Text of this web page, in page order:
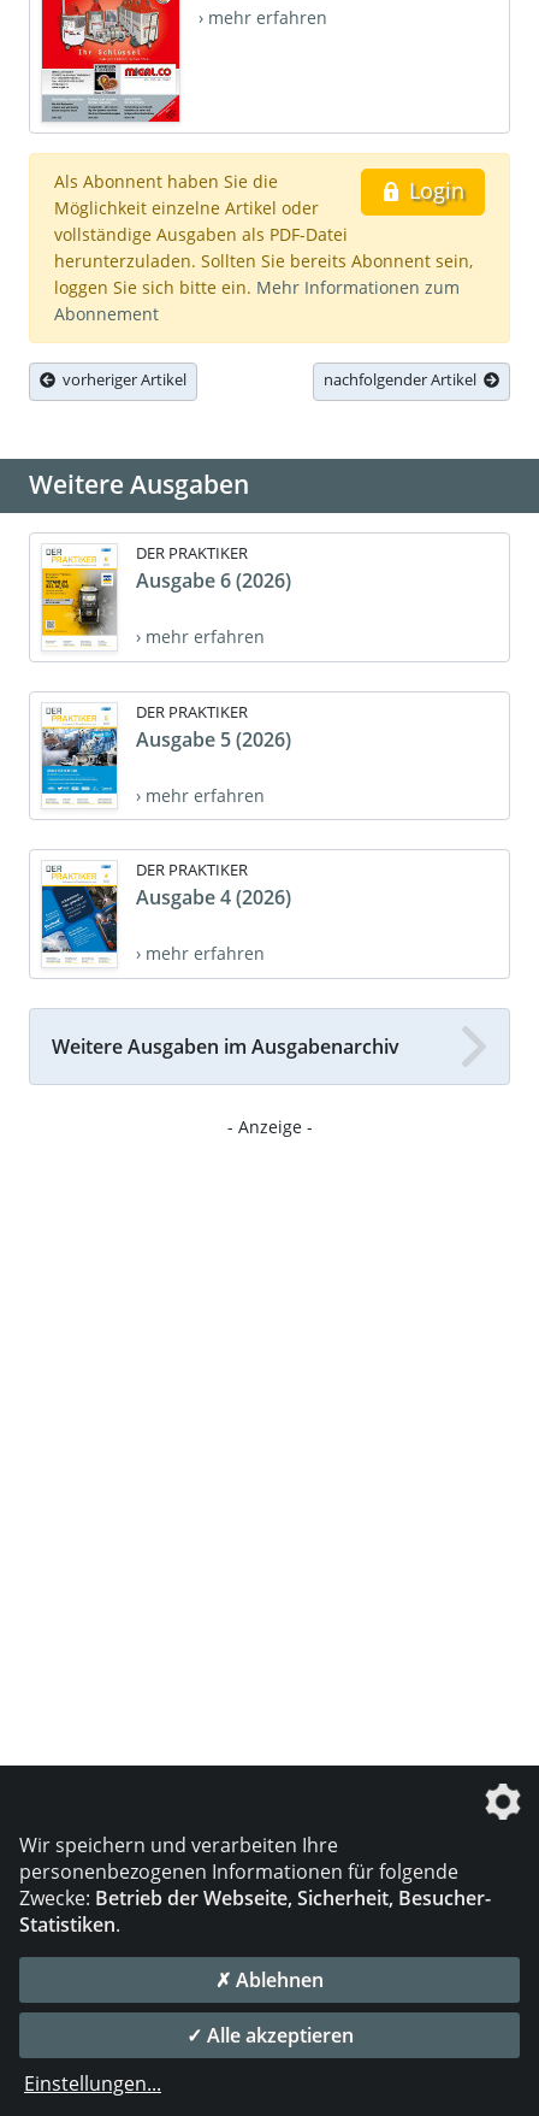
› mehr erfahren
Login
Als Abonnent haben Sie die
Möglichkeit einzelne Artikel oder
vollständige Ausgaben als PDF-Datei
herunterzuladen. Sollten Sie bereits Abonnent sein,
loggen Sie sich bitte ein. Mehr Informationen zum
Abonnement
vorheriger Artikel nachfolgender Artikel
Weitere Ausgaben
DER PRAKTIKER
Ausgabe 6 (2026)
› mehr erfahren
DER PRAKTIKER
Ausgabe 5 (2026)
› mehr erfahren
DER PRAKTIKER
Ausgabe 4 (2026)
› mehr erfahren
Weitere Ausgaben im Ausgabenarchiv
- Anzeige -
Wir speichern und verarbeiten Ihre
personenbezogenen Informationen für folgende
Zwecke: Betrieb der Webseite, Sicherheit, Besucher-
Statistiken.
✗ Ablehnen
✓ Alle akzeptieren
Einstellungen...